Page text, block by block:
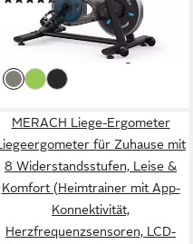
209,99 € UVP399,99 €
-48%
lieferbar - in 3-4 Werktagen bei dir
MERACH Liege-Ergometer
für Zuhause mit
8 Widerstandsstufen, Leise &
Komfort (Heimtrainer mit App-
Konnektivität,
Herzfrequenzsensoren, LCD-